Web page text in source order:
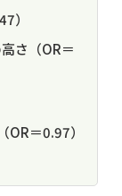
）
さ（OR＝
＝0.97）